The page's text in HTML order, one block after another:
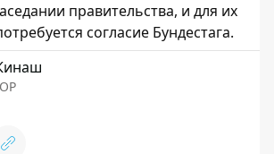
правительства, и для их
согласие Бундестага.